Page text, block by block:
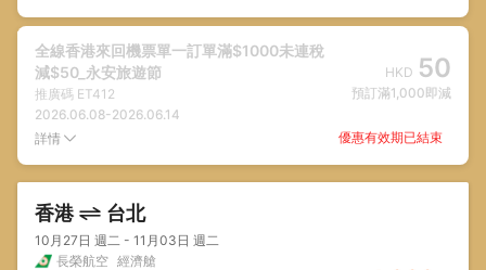
全線香港來回機票單一訂單滿$1000未連稅
減$50_永安旅遊節
推廣碼 ET412
2026.06.08-2026.06.14
HKD 50
預訂滿1,000即減
詳情 優惠有效期已結束
香港 台北
10月27日 週二 - 11月03日 週二
長榮航空 經濟艙